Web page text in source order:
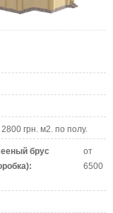
2800 грн. м2. по полу.
брус
от
6500